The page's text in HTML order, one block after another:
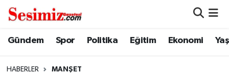
Gündem Spor Politika Eğitim Ekonomi
HABERLER MANŞET
Dünya
Nöbetçi Eczaneler